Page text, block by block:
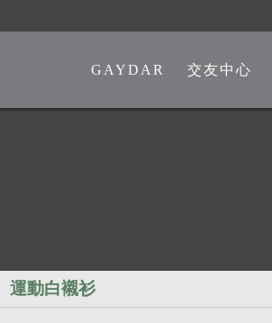
GAYDAR 交友中心
運動白襯衫